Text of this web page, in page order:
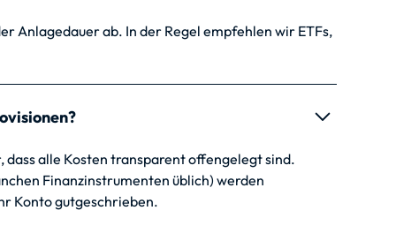
Anlagedauer ab. In der Regel empfehlen wir ETFs,
alle Kosten transparent offengelegt sind.
Finanzinstrumenten üblich) werden
Konto gutgeschrieben.